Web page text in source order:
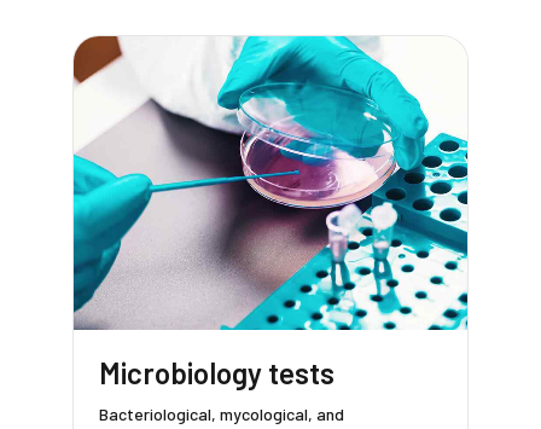
Microbiology tests
Bacteriological, mycological, and